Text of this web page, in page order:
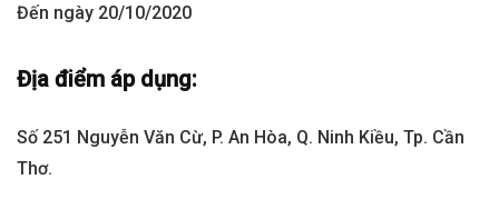
Đến ngày 20/10/2020
Địa điểm áp dụng:
Số 251 Nguyễn Văn Cừ, P. An Hòa, Q. Ninh Kiều, Tp. Cần
Thơ.